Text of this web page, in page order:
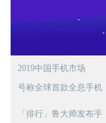
2019中国手机市场
号称全球首款全息手机
「排行」鲁大师发布手